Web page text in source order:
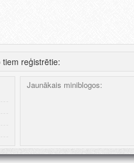
reģistrētie:
Jaunākais miniblogos: